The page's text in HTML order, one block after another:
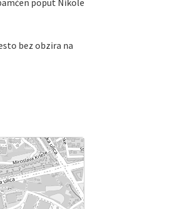
poput Nikole
bez obzira na